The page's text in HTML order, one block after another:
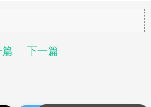
析学生课堂行为
它做历史问答机器人，理科生可以
发的 “万能脚手架”
篇 下一篇